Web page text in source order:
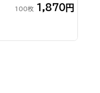
100枚 1,870円